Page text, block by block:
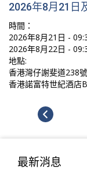
2026年8月21日
時間：
2026年8月21日 -
2026年8月22日 -
地點:
香港灣仔謝斐道238號
香港諾富特世紀酒店
最新消息